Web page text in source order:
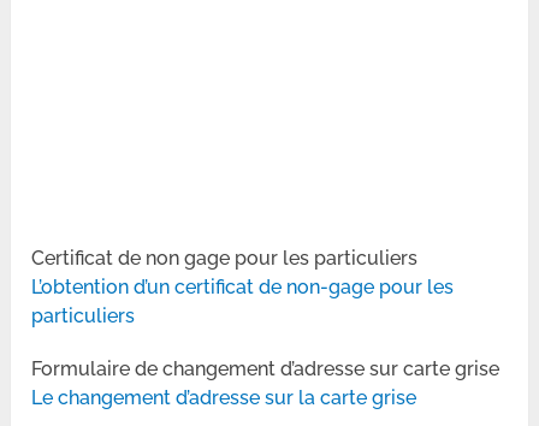
Certificat de non gage pour les particuliers
L’obtention d’un certificat de non-gage pour les
particuliers
Formulaire de changement d’adresse sur carte grise
Le changement d’adresse sur la carte grise